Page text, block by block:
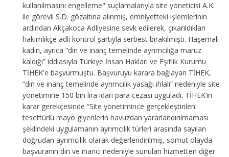
kullanılmasını engelleme" suçlamalarıyla site yöneticisi A.K.
ile görevli S.D. gözaltına alınmış, emniyetteki işlemlerinin
ardından Akçakoca Adliyesine sevk edilerek, çıkarıldıkları
hakimlikçe adli kontrol şartıyla serbest bırakılmıştı. Haşemalı
kadın, ayrıca “din ve inanç temelinde ayrımcılığa maruz
kaldığı” iddiasıyla Türkiye İnsan Hakları ve Eşitlik Kurumu
TİHEK'e başvurmuştu. Başvuruyu karara bağlayan TİHEK,
“din ve inanç temelinde ayrımcılık yasağı ihlali” nedeniyle site
yönetimine 150 bin lira idari para cezası uyguladı. TİHEK’in
karar gerekçesinde “Site yönetimince gerçekleştirilen
tesettürlü mayo giyenlerin havuzdan yararlandırılmaması
şeklindeki uygulamanın ayrımcılık türleri arasında sayılan
doğrudan ayrımcılık olarak değerlendirilmiş, somut olayda
başvuranın din ve inancı nedeniyle sunulan hizmetten diğer